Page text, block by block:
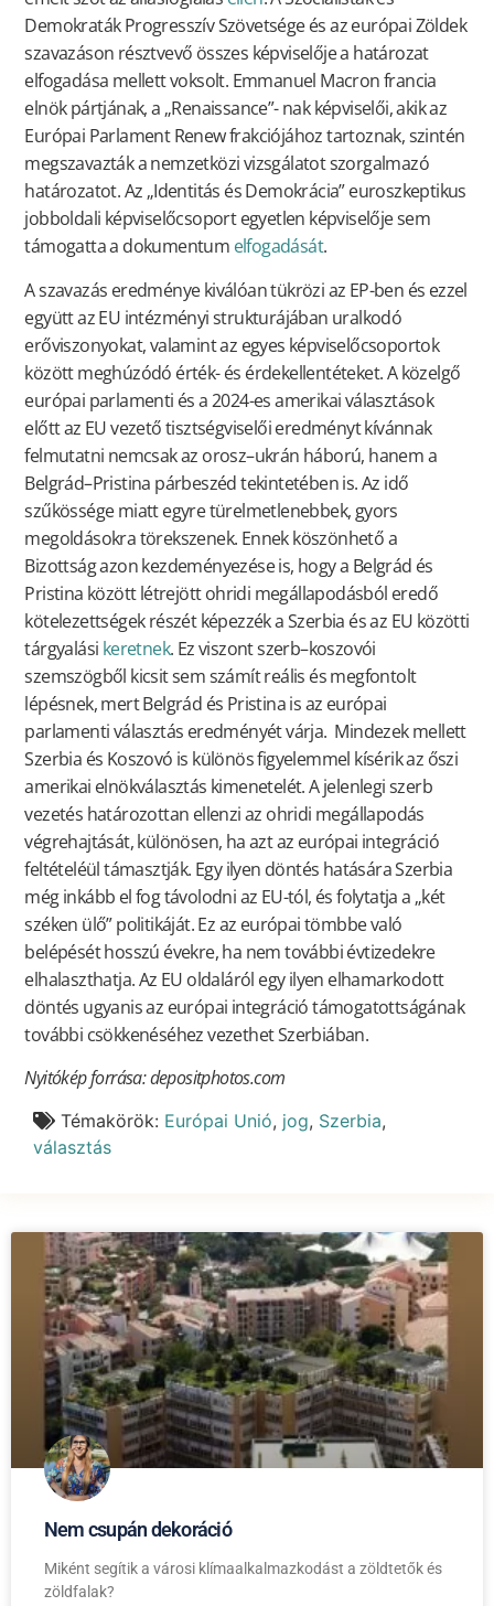
Nem csupán dekoráció
Miként segítik a városi klímaalkalmazkodást a zöldtetők és
zöldfalak?
Demokraták Progresszív Szövetsége és az európai Zöldek
szavazáson résztvevő összes képviselője a határozat
elfogadása mellett voksolt. Emmanuel Macron francia
elnök pártjának, a „Renaissance”- nak képviselői, akik az
Európai Parlament Renew frakciójához tartoznak, szintén
megszavazták a nemzetközi vizsgálatot szorgalmazó
határozatot. Az „Identitás és Demokrácia” euroszkeptikus
jobboldali képviselőcsoport egyetlen képviselője sem
támogatta a dokumentum elfogadását.
A szavazás eredménye kiválóan tükrözi az EP-ben és ezzel
együtt az EU intézményi strukturájában uralkodó
erőviszonyokat, valamint az egyes képviselőcsoportok
között meghúzódó érték- és érdekellentéteket. A közelgő
európai parlamenti és a 2024-es amerikai választások
előtt az EU vezető tisztségviselői eredményt kívánnak
felmutatni nemcsak az orosz–ukrán háború, hanem a
Belgrád–Pristina párbeszéd tekintetében is. Az idő
szűkössége miatt egyre türelmetlenebbek, gyors
megoldásokra törekszenek. Ennek köszönhető a
Bizottság azon kezdeményezése is, hogy a Belgrád és
Pristina között létrejött ohridi megállapodásból eredő
kötelezettségek részét képezzék a Szerbia és az EU közötti
tárgyalási keretnek. Ez viszont szerb–koszovói
szemszögből kicsit sem számít reális és megfontolt
lépésnek, mert Belgrád és Pristina is az európai
parlamenti választás eredményét várja. Mindezek mellett
Szerbia és Koszovó is különös figyelemmel kísérik az őszi
amerikai elnökválasztás kimenetelét. A jelenlegi szerb
vezetés határozottan ellenzi az ohridi megállapodás
végrehajtását, különösen, ha azt az európai integráció
feltételéül támasztják. Egy ilyen döntés hatására Szerbia
még inkább el fog távolodni az EU-tól, és folytatja a „két
széken ülő” politikáját. Ez az európai tömbbe való
belépését hosszú évekre, ha nem további évtizedekre
elhalaszthatja. Az EU oldaláról egy ilyen elhamarkodott
döntés ugyanis az európai integráció támogatottságának
további csökkenéséhez vezethet Szerbiában.
Nyitókép forrása: depositphotos.com
Témakörök: Európai Unió, jog, Szerbia,
választás